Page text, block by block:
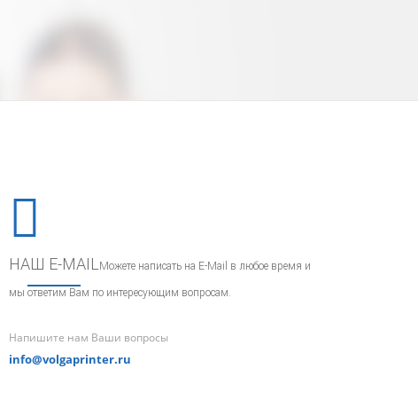
НАШ E-MAILМожете написать на E-Mail в любое время и
мы ответим Вам по интересующим вопросам.
Напишите нам Ваши вопросы
info@volgaprinter.ru